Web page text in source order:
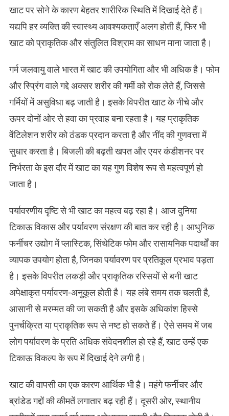
खाट पर सोने के कारण बेहतर शारीरिक स्थिति में दिखाई देते हैं।
यद्यपि हर व्यक्ति की स्वास्थ्य आवश्यकताएँ अलग होती हैं, फिर भी
खाट को प्राकृतिक और संतुलित विश्राम का साधन माना जाता है।
गर्म जलवायु वाले भारत में खाट की उपयोगिता और भी अधिक है। फोम
और स्प्रिंग वाले गद्दे अक्सर शरीर की गर्मी को रोक लेते हैं, जिससे
गर्मियों में असुविधा बढ़ जाती है। इसके विपरीत खाट के नीचे और
ऊपर दोनों ओर से हवा का प्रवाह बना रहता है। यह प्राकृतिक
वेंटिलेशन शरीर को ठंडक प्रदान करता है और नींद की गुणवत्ता में
सुधार करता है। बिजली की बढ़ती खपत और एयर कंडीशनर पर
निर्भरता के इस दौर में खाट का यह गुण विशेष रूप से महत्वपूर्ण हो
जाता है।
पर्यावरणीय दृष्टि से भी खाट का महत्व बढ़ रहा है। आज दुनिया
टिकाऊ विकास और पर्यावरण संरक्षण की बात कर रही है। आधुनिक
फर्नीचर उद्योग में प्लास्टिक, सिंथेटिक फोम और रासायनिक पदार्थों का
व्यापक उपयोग होता है, जिनका पर्यावरण पर प्रतिकूल प्रभाव पड़ता
है। इसके विपरीत लकड़ी और प्राकृतिक रस्सियों से बनी खाट
अपेक्षाकृत पर्यावरण-अनुकूल होती है। यह लंबे समय तक चलती है,
आसानी से मरम्मत की जा सकती है और इसके अधिकांश हिस्से
पुनर्चक्रित या प्राकृतिक रूप से नष्ट हो सकते हैं। ऐसे समय में जब
लोग पर्यावरण के प्रति अधिक संवेदनशील हो रहे हैं, खाट उन्हें एक
टिकाऊ विकल्प के रूप में दिखाई देने लगी है।
खाट की वापसी का एक कारण आर्थिक भी है। महंगे फर्नीचर और
ब्रांडेड गद्दों की कीमतें लगातार बढ़ रही हैं। दूसरी ओर, स्थानीय